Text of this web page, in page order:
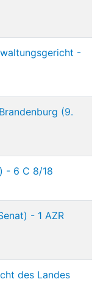
-
(9.
- 6 C 8/18
- 1 AZR
des Landes